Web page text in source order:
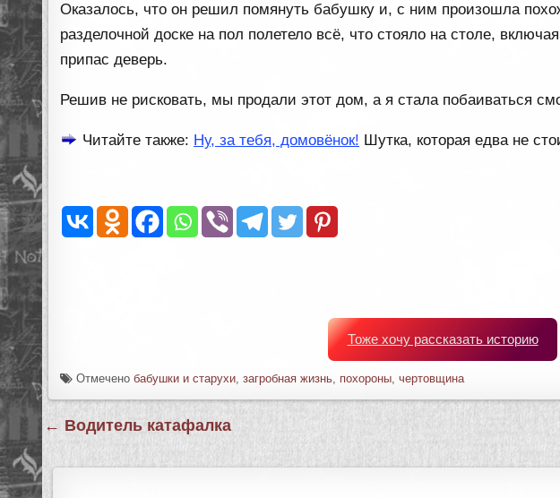
Оказалось, что он решил помянуть бабушку и, с ним произошла
разделочной доске на пол полетело всё, что стояло на столе,
припас деверь.
Решив не рисковать, мы продали этот дом, а я стала побаиваться
Читайте также: Ну, за тебя, домовёнок! Шутка, которая едва не
Тоже хочу рассказать историю
Отмеченобабушки и старухи ,загробная жизнь похороны ,чертовщина
Навигация
записям
← Водитель катафалка